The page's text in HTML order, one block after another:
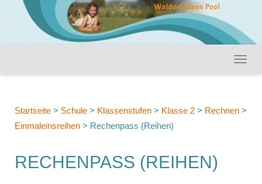
Startseite > Schule > Klassenstufen > Klasse 2 > Rechnen >
Einmaleinsreihen > Rechenpass (Reihen)
RECHENPASS (REIHEN)